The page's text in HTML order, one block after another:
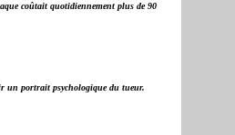
coûtait quotidiennement plus de 90
un portrait psychologique du tueur.